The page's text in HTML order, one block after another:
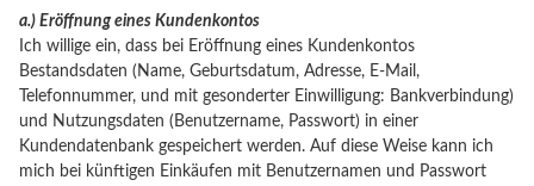
a.) Eröffnung eines Kundenkontos
Ich willige ein, dass bei Eröffnung eines Kundenkontos
Bestandsdaten (Name, Geburtsdatum, Adresse, E-Mail,
Telefonnummer, und mit gesonderter Einwilligung: Bankverbindung)
und Nutzungsdaten (Benutzername, Passwort) in einer
Kundendatenbank gespeichert werden. Auf diese Weise kann ich
mich bei künftigen Einkäufen mit Benutzernamen und Passwort